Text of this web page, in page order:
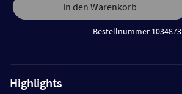
In den Warenkorb
Bestellnummer 1034873
Highlights